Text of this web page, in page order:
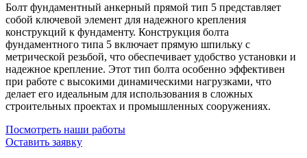
Болт фундаментный анкерный прямой тип 5 представляет
собой ключевой элемент для надежного крепления
конструкций к фундаменту. Конструкция болта
фундаментного типа 5 включает прямую шпильку с
метрической резьбой, что обеспечивает удобство установки и
надежное крепление. Этот тип болта особенно эффективен
при работе с высокими динамическими нагрузками, что
делает его идеальным для использования в сложных
строительных проектах и промышленных сооружениях.
Посмотреть наши работы
Оставить заявку